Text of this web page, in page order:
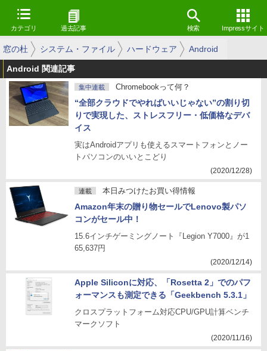
カテゴリ 過去記事 検索 Impressサイト
窓の杜 システム・ファイル ハードウェア Android
Android 関連記事
集中連載 Chromebookって何？
“全部クラウドでやればいいじゃない”の割り切
りで実現した、ストレスフリー・低価格なデバ
イス
実はAndroidアプリも使えるスマートフォンとノー
トパソコンのいいとこどり
(2020/12/28)
連載 本日みつけたお買い得情報
Amazon年末の贈り物セールでLenovo製パソ
コンがセール中！
15.6インチゲーミングノート『Legion Y7000』が1
65,637円
(2020/12/14)
Apple Siliconに対応、「Rosetta 2」でのパフ
ォーマンスも測定できる「Geekbench 5.3.1」
クロスプラットフォーム対応CPU/GPU計算ベンチ
マークソフト
(2020/11/16)